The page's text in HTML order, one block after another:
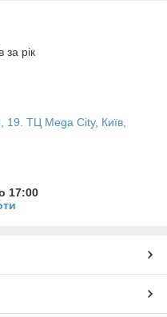
за рік
19. ТЦ Mega City, Київ,
17:00